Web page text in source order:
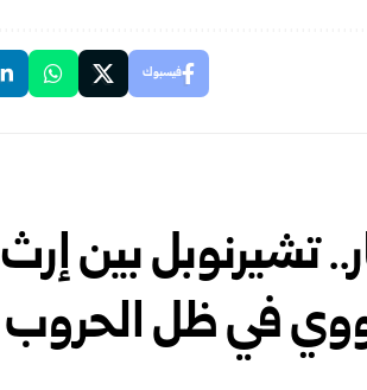
فيسبوك
تشيرنوبل بين إرث
في ظل الحروب